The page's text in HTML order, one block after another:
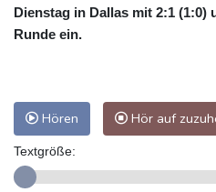
Dienstag in Dallas mit 2:1 (1:0)
Runde ein.
Hören Hör auf
Textgröße: